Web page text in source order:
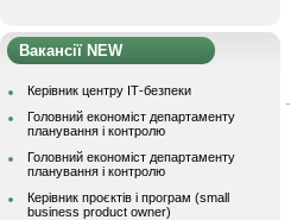
Вакансії NEW
Керівник центру ІТ-безпеки
Головний економіст департаменту
планування і контролю
Головний економіст департаменту
планування і контролю
Керівник проєктів і програм (small
business product owner)